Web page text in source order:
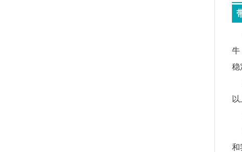
牛
稳
和